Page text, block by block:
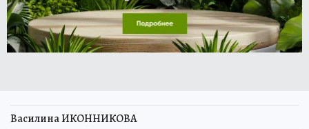
Василина ИКОННИКОВА